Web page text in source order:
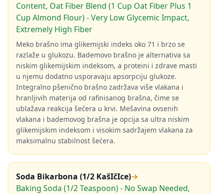
Content, Oat Fiber Blend (1 Cup Oat Fiber Plus 1
Cup Almond Flour) - Very Low Glycemic Impact,
Extremely High Fiber
Meko brašno ima glikemijski indeks oko 71 i brzo se
razlaže u glukozu. Bademovo brašno je alternativa sa
niskim glikemijskim indeksom, a proteini i zdrave masti
u njemu dodatno usporavaju apsorpciju glukoze.
Integralno pšenično brašno zadržava više vlakana i
hranljivih materija od rafinisanog brašna, čime se
ublažava reakcija šećera u krvi. Mešavina ovsenih
vlakana i bademovog brašna je opcija sa ultra niskim
glikemijskim indeksom i visokim sadržajem vlakana za
maksimalnu stabilnost šećera.
Soda Bikarbona (1/2 KašIčIce)→
Baking Soda (1/2 Teaspoon) - No Swap Needed,